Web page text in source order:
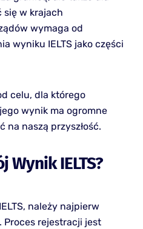
w krajach
wymaga od
wyniku IELTS jako części
celu, dla którego
wynik ma ogromne
na naszą przyszłość.
Wynik IELTS?
należy najpierw
Proces rejestracji jest